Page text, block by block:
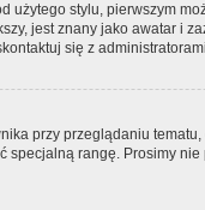
stylu, pierwszym
jest znany jako awatar
się z
przy przeglądaniu
rangę. Prosimy